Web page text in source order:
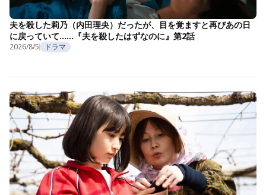
夫を殺した莉乃（内田理央）だったが、目を覚ますと再びあの日
に戻っていて……『夫を殺したはずなのに』第2話
2026/8/5 ドラマ